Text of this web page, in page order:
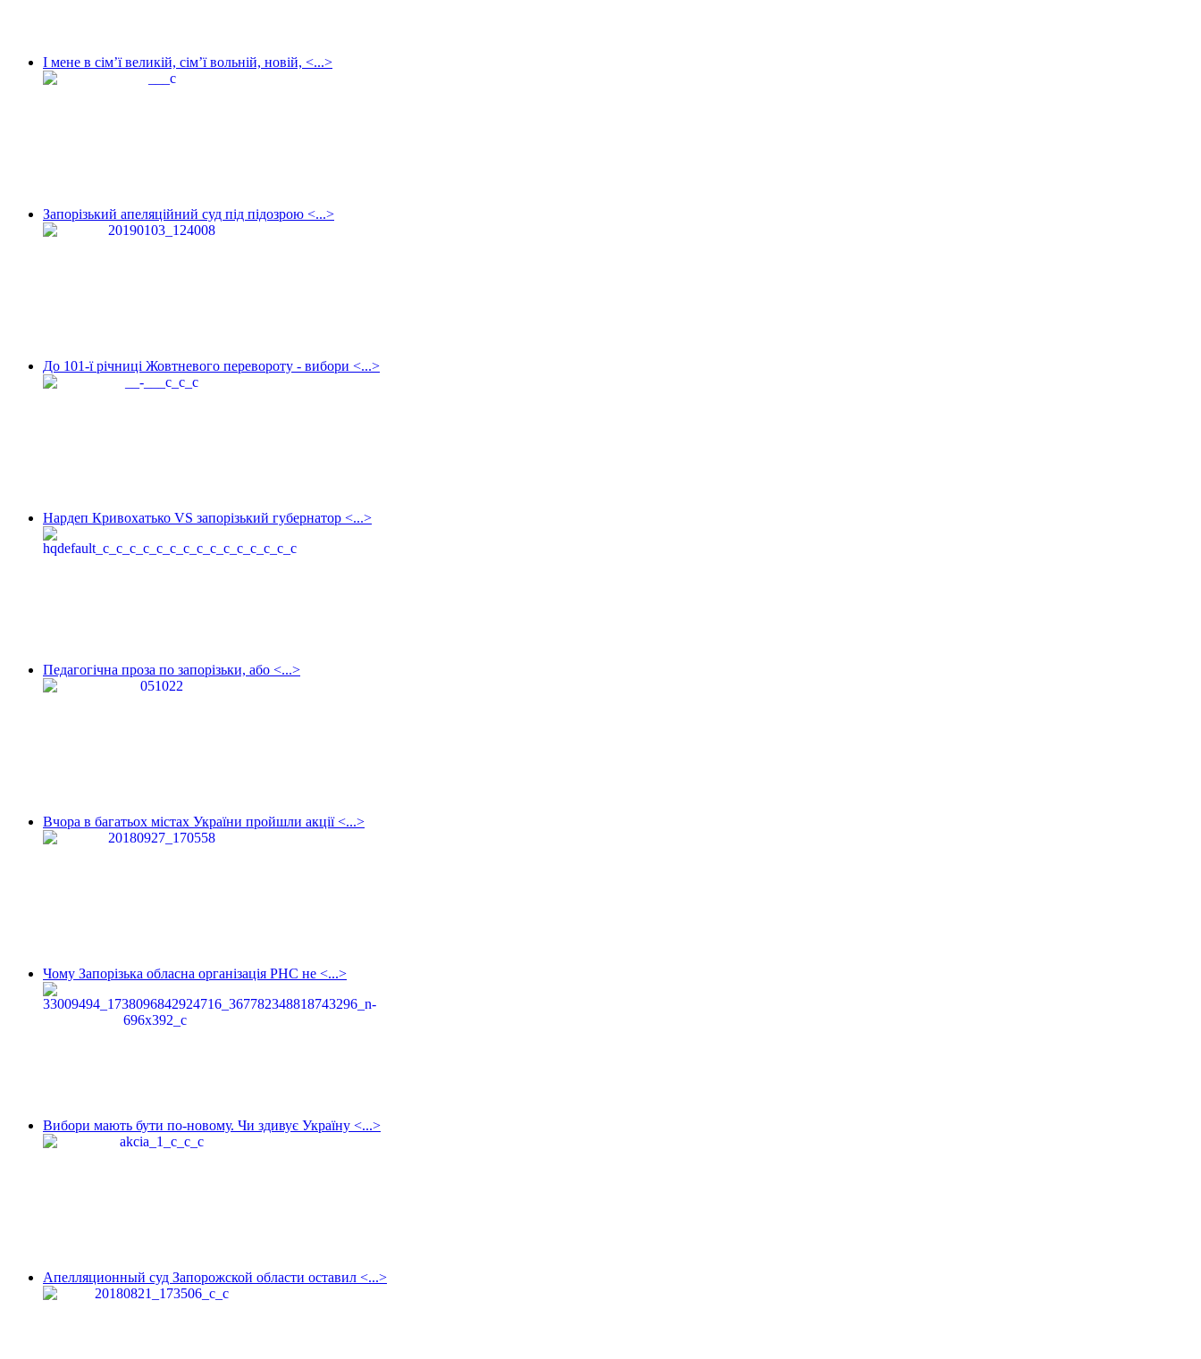
І мене в сім’ї великій, сім’ї вольній, новій, <...>
Запорізький апеляційний суд під підозрою <...>
До 101-ї річниці Жовтневого перевороту - вибори <...>
Нардеп Кривохатько VS запорізький губернатор <...>
Педагогічна проза по запорізьки, або <...>
Вчора в багатьох містах України пройшли акції <...>
Чому Запорізька обласна організація РНС не <...>
Вибори мають бути по-новому. Чи здивує Україну <...>
Апелляционный суд Запорожской области оставил <...>